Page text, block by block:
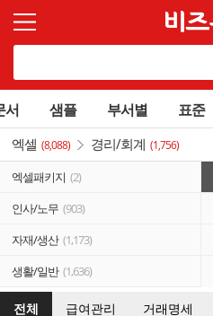
서 샘플 부서별 표준
엑셀 (8,088) 경리/회계 (1,756)
엑셀패키지 (2)
인사/노무 (903)
자재/생산 (1,173)
생활/일반 (1,636)
전체 급여관리 거래명세